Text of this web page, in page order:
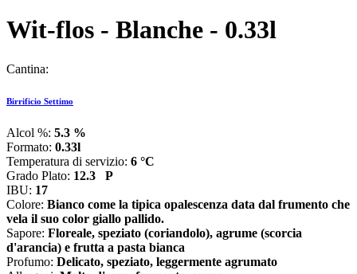
Wit-flos - Blanche - 0.33l
Cantina:
Birrificio Settimo
Alcol %: 5.3 %
Formato: 0.33l
Temperatura di servizio: 6 °C
Grado Plato: 12.3 P
IBU: 17
Colore: Bianco come la tipica opalescenza data dal frumento che
vela il suo color giallo pallido.
Sapore: Floreale, speziato (coriandolo), agrume (scorcia
d'arancia) e frutta a pasta bianca
Profumo: Delicato, speziato, leggermente agrumato